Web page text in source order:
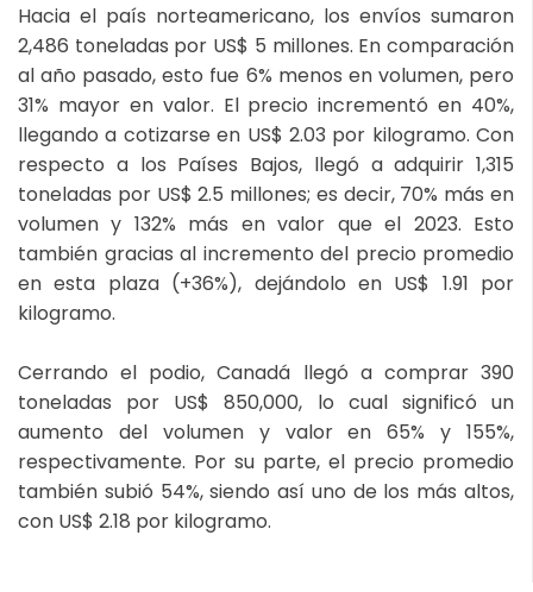
Hacia el país norteamericano, los envíos sumaron
2,486 toneladas por US$ 5 millones. En comparación
al año pasado, esto fue 6% menos en volumen, pero
31% mayor en valor. El precio incrementó en 40%,
llegando a cotizarse en US$ 2.03 por kilogramo. Con
respecto a los Países Bajos, llegó a adquirir 1,315
toneladas por US$ 2.5 millones; es decir, 70% más en
volumen y 132% más en valor que el 2023. Esto
también gracias al incremento del precio promedio
en esta plaza (+36%), dejándolo en US$ 1.91 por
kilogramo.
Cerrando el podio, Canadá llegó a comprar 390
toneladas por US$ 850,000, lo cual significó un
aumento del volumen y valor en 65% y 155%,
respectivamente. Por su parte, el precio promedio
también subió 54%, siendo así uno de los más altos,
con US$ 2.18 por kilogramo.